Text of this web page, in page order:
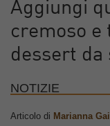
Aggiungi
cremoso
dessert da
NOTIZIE
Articolo di Marianna